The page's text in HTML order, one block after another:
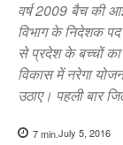
वर्ष 2009 बैच की
विभाग के निदेशक
से प्रदेश के बच्चों
विकास में नरेगा
उठाए। पहली बार
7min.July 5, 2016